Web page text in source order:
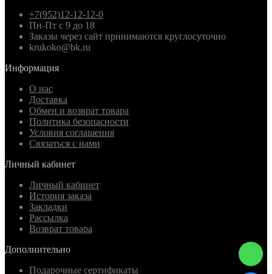
+7(952)12-12-12-0
Пн-Пт с 9 до 18
Заказы через сайт принимаются круглосуточно
krukoko@bk.ru
Информация
О нас
Доставка
Обмен и возврат товара
Политика безопасности
Условия соглашения
Связаться с нами
Личный кабинет
Личный кабинет
История заказа
Закладки
Рассылка
Возврат товара
Дополнительно
Подарочные сертификаты